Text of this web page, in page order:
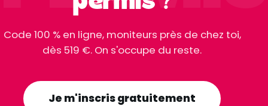
Code 100 % en ligne, moniteurs près de chez toi,
dès 519 €. On s'occupe du reste.
Je m'inscris gratuitement